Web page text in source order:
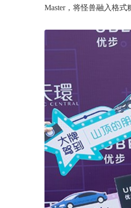
Master，将怪兽融入格式